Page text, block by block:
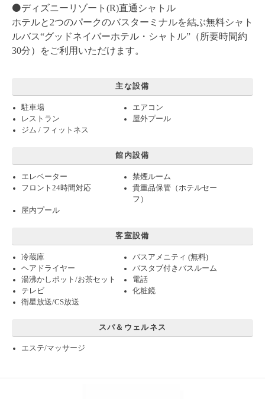
⚫️ディズニーリゾート(R)直通シャトル
ホテルと2つのパークのバスターミナルを結ぶ無料シャト
ルバス“グッドネイバーホテル・シャトル”（所要時間約
30分）をご利用いただけます。
主な設備
駐車場
エアコン
レストラン
屋外プール
ジム / フィットネス
館内設備
エレベーター
禁煙ルーム
フロント24時間対応
貴重品保管（ホテルセー
フ）
屋内プール
客室設備
冷蔵庫
バスアメニティ (無料)
ヘアドライヤー
バスタブ付きバスルーム
湯沸かしポット/お茶セット
電話
テレビ
化粧鏡
衛星放送/CS放送
スパ＆ウェルネス
エステ/マッサージ